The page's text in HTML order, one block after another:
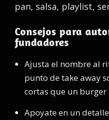
pan, salsa, playlist,
Consejos para
fundadores
Ajusta el nombre al
punto de take away
cortas que un
Apoyate en un